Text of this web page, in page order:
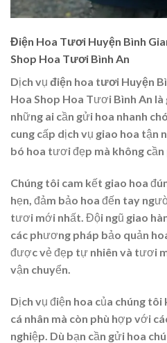
Điện Hoa Tươi Huyện Bình
Shop Hoa Tươi Bình An
Dịch vụ điện hoa tươi Huyện
Hoa Shop Hoa Tươi Bình An
những ai cần gửi hoa nhanh
cung cấp dịch vụ giao hoa tận
bó hoa tươi đẹp mà không cần
Chúng tôi cam kết giao hoa
hẹn, đảm bảo hoa đến tay
tươi mới nhất. Đội ngũ giao
các phương pháp bảo quản
được vẻ đẹp tự nhiên và tươi
vận chuyển.
Dịch vụ điện hoa của chúng tôi
cá nhân mà còn phù hợp với
nghiệp. Dù bạn cần gửi hoa